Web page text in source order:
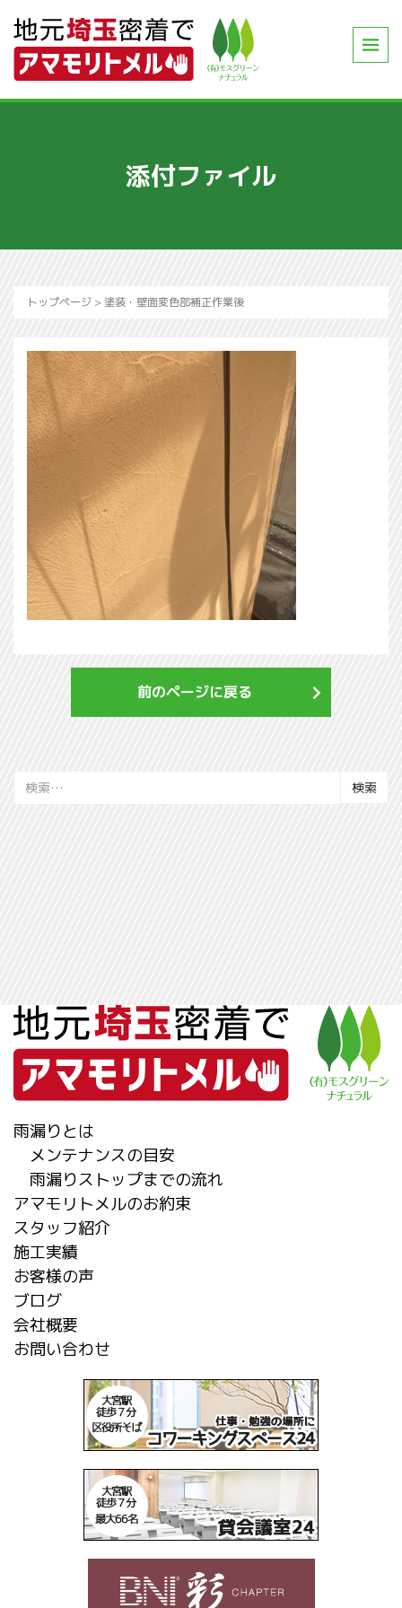
添付ファイル
トップページ > 塗装・壁面変色部補正作業後
前のページに戻る
検
雨漏りとは
メンテナンスの目安
雨漏りストップまでの流れ
アマモリトメルのお約束
スタッフ紹介
施工実績
お客様の声
ブログ
会社概要
お問い合わせ